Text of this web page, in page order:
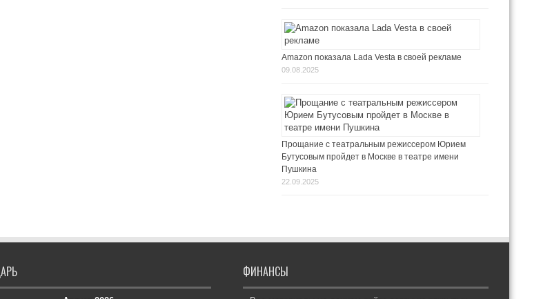
Amazon показала Lada Vesta в своей рекламе
09.08.2025
Прощание с театральным режиссером Юрием
Бутусовым пройдет в Москве в театре имени
Пушкина
22.09.2025
ФИНАНСЫ